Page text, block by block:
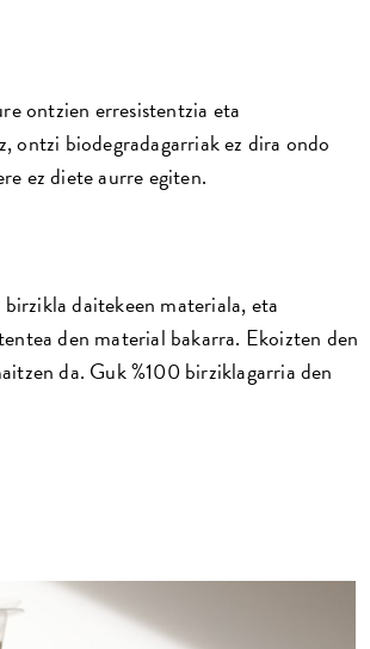
ontzien erresistentzia eta
ontzi biodegradagarriak ez dira ondo
ez diete aurre egiten.
daitekeen materiala, eta
den material bakarra. Ekoizten den
da. Guk %100 birziklagarria den